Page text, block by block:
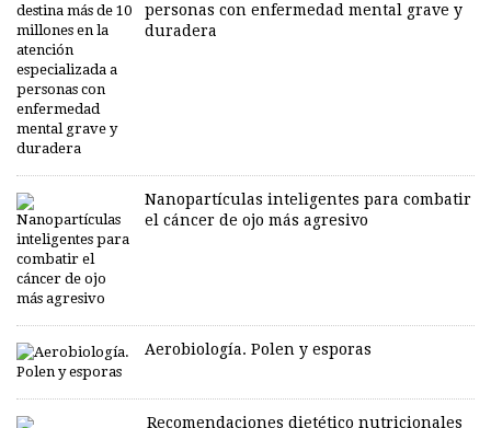
personas con enfermedad mental grave y
duradera
Nanopartículas inteligentes para combatir
el cáncer de ojo más agresivo
Aerobiología. Polen y esporas
Recomendaciones dietético nutricionales